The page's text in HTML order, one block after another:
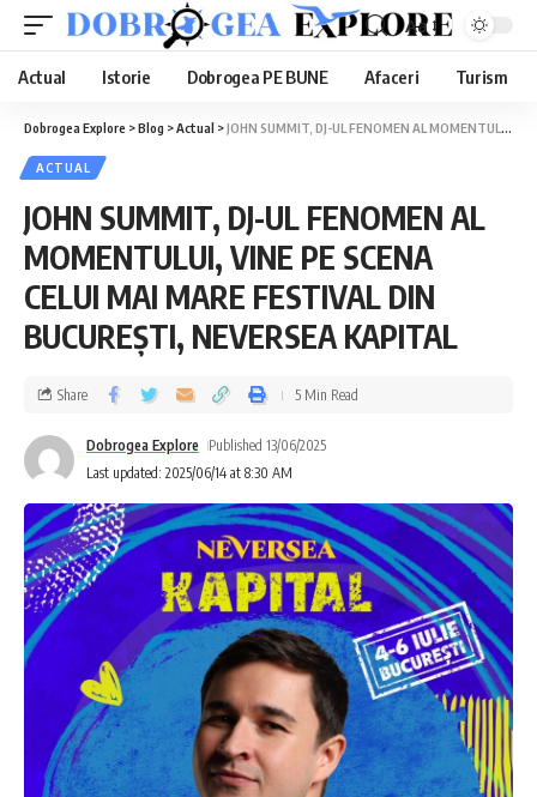
Aa
Actual Istorie Dobrogea PE BUNE Afaceri Turism
Dobrogea Explore >Blog >Actual >JOHN SUMMIT, DJ-UL FENOMEN AL MOMENTULUI, VINE PE SCENA CELUI MAI MARE FESTIVAL DIN BUCUREȘTI, NEVERSEA KAPITAL
ACTUAL
JOHN SUMMIT, DJ-UL FENOMEN AL
MOMENTULUI, VINE PE SCENA
CELUI MAI MARE FESTIVAL DIN
BUCUREȘTI, NEVERSEA KAPITAL
Last updated: 2025/06/14 at 8:30 AM
Dobrogea Explore Published 13/06/2025
Share 5 Min Read